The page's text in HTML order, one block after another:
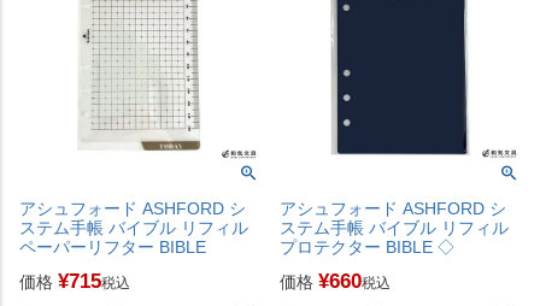
アシュフォード ASHFORD シ
ステム手帳 バイブル リフィル
ペーパーリフター BIBLE
価格 ¥715税込
アシュフォード ASHFORD シ
ステム手帳 バイブル リフィル
プロテクター BIBLE ◇
価格 ¥660税込